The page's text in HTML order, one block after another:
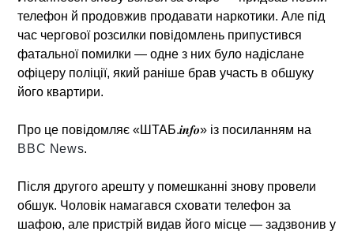
телефон й продовжив продавати наркотики. Але під
час чергової розсилки повідомлень припустився
фатальної помилки — одне з них було надіслане
офіцеру поліції, який раніше брав участь в обшуку
його квартири.
Про це повідомляє «ШТАБ.𝒊𝒏𝒇𝒐» із посиланням на
BBC News.
Після другого арешту у помешканні знову провели
обшук. Чоловік намагався сховати телефон за
шафою, але пристрій видав його місце — задзвонив у